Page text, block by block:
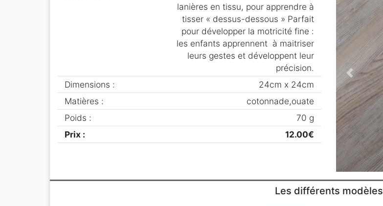
lanières en tissu, pour apprendre à
tisser « dessus-dessous » Parfait
pour développer la motricité fine :
les enfants apprennent à maitriser
leurs gestes et développent leur
précision.
Dimensions :
24cm x 24cm
Matières :
cotonnade,ouate
Poids :
70 g
Prix :
12.00€
Previous
Les différents modèles